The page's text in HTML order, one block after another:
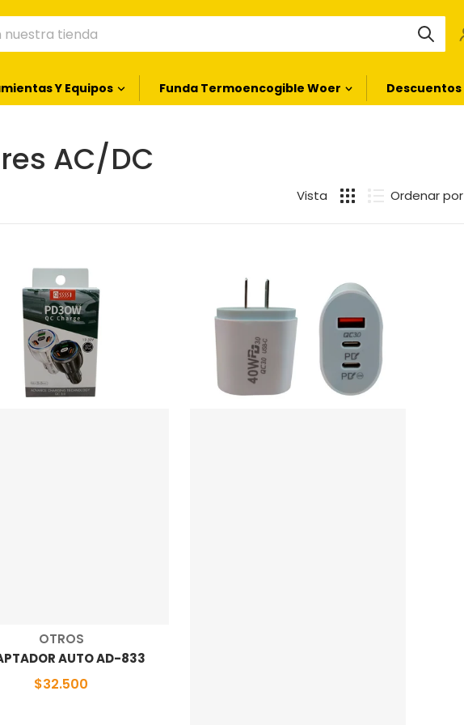
tienda
Y Equipos Funda Termoencogible Woer Descuentos
AC/DC
Ordenar por
Proveedor:
OTROS
AUTO AD-833
$32.500